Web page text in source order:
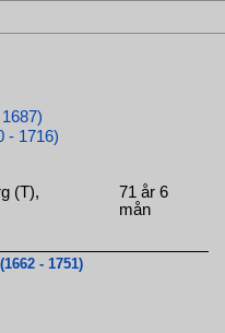
- 1716)
(T),
71 år 6
mån
- 1751)